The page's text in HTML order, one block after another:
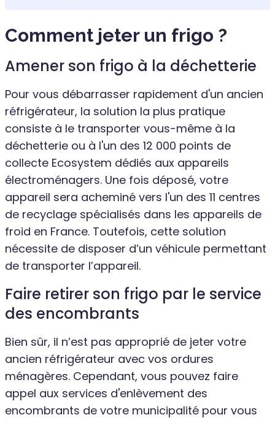
Comment jeter un frigo ?
Amener son frigo à la déchetterie
Pour vous débarrasser rapidement d'un ancien
réfrigérateur, la solution la plus pratique
consiste à le transporter vous-même à la
déchetterie ou à l'un des 12 000 points de
collecte Ecosystem dédiés aux appareils
électroménagers. Une fois déposé, votre
appareil sera acheminé vers l'un des 11 centres
de recyclage spécialisés dans les appareils de
froid en France. Toutefois, cette solution
nécessite de disposer d’un véhicule permettant
de transporter l’appareil.
Faire retirer son frigo par le service
des encombrants
Bien sûr, il n’est pas approprié de jeter votre
ancien réfrigérateur avec vos ordures
ménagères. Cependant, vous pouvez faire
appel aux services d'enlèvement des
encombrants de votre municipalité pour vous